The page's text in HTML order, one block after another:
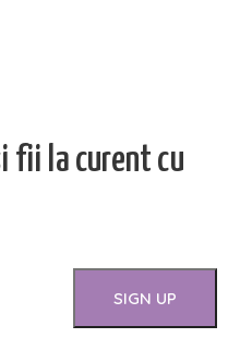
fii la curent cu